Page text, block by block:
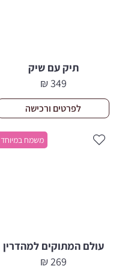
תיק עם שיק
349
₪
לפרטים ורכישה
משמח במיוחד
עולם המתוקים למהדרין
269
₪